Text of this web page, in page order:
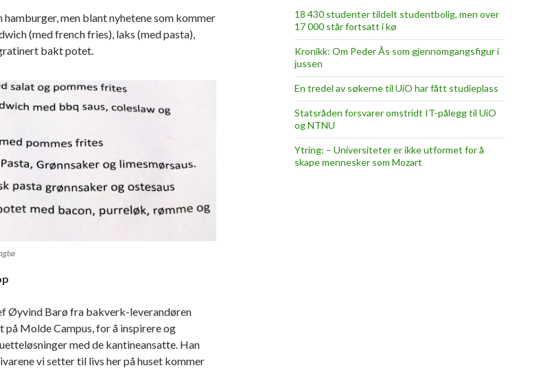
hamburger, men blant nyhetene som kommer
(med french fries), laks (med pasta),
bakt potet.
Øyvind Barø fra bakverk-leverandøren
på Molde Campus, for å inspirere og
med de kantineansatte. Han
vi setter til livs her på huset kommer
18 430 studenter tildelt studentbolig, men over
17 000 står fortsatt i kø
Kronikk: Om Peder Ås som gjennomgangsfigur i
jussen
En tredel av søkerne til UiO har fått studieplass
Statsråden forsvarer omstridt IT-pålegg til UiO
og NTNU
Ytring: – Universiteter er ikke utformet for å
skape mennesker som Mozart